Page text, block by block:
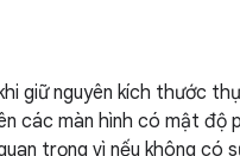
giữ nguyên kích thước
các màn hình có mật độ
trọng vì nếu không có